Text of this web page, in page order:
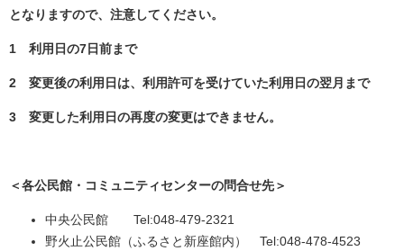
となりますので、注意してください。
1 利用日の7日前まで
2 変更後の利用日は、利用許可を受けていた利用日の翌月まで
3 変更した利用日の再度の変更はできません。
＜各公民館・コミュニティセンターの問合せ先＞
中央公民館 Tel:048-479-2321
野火止公民館（ふるさと新座館内） Tel:048-478-4523